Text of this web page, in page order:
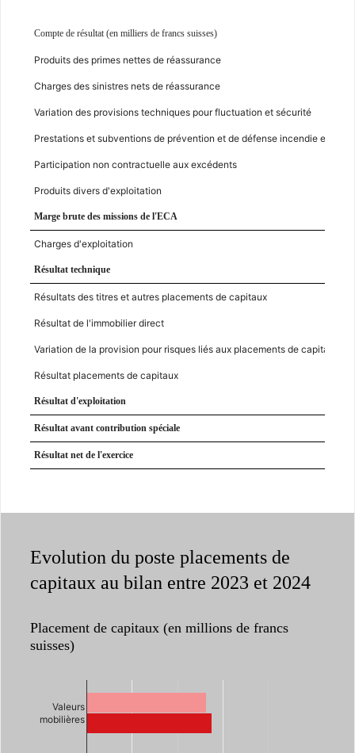
Compte de résultat (en milliers de francs suisses)
Produits des primes nettes de réassurance
Charges des sinistres nets de réassurance
Variation des provisions techniques pour fluctuation et sécurité
Prestations et subventions de prévention et de défense incendie et
Participation non contractuelle aux excédents
Produits divers d'exploitation
Marge brute des missions de l'ECA
Charges d'exploitation
Résultat technique
Résultats des titres et autres placements de capitaux
Résultat de l'immobilier direct
Variation de la provision pour risques liés aux placements de capitaux
Résultat placements de capitaux
Résultat d'exploitation
Résultat avant contribution spéciale
Résultat net de l'exercice
Evolution du poste placements de
capitaux au bilan entre 2023 et 2024
Placement de capitaux (en millions de francs
suisses)
Valeurs
mobilières